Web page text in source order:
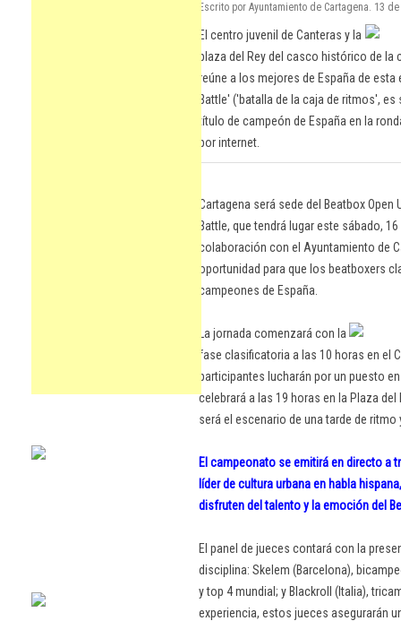
Escrito por Ayuntamiento de Cartagena. 13
El centro juvenil de Canteras y la
plaza del Rey del casco histórico de la
reúne a los mejores de España de
Battle' ('batalla de la caja de ritmos',
título de campeón de España en la
por internet.
Cartagena será sede del Beatbox
Battle, que tendrá lugar este sábado,
colaboración con el Ayuntamiento de
oportunidad para que los beatboxers
campeones de España.
La jornada comenzará con la
fase clasificatoria a las 10 horas en el
participantes lucharán por un puesto
celebrará a las 19 horas en la Plaza
será el escenario de una tarde de ritmo
El campeonato se emitirá en directo a
líder de cultura urbana en habla
disfruten del talento y la emoción del
El panel de jueces contará con la
disciplina: Skelem (Barcelona),
y top 4 mundial; y Blackroll (Italia),
experiencia, estos jueces asegurarán